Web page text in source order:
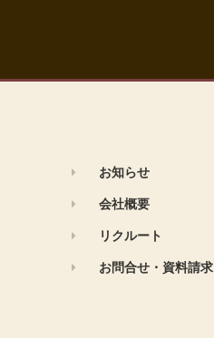
お知らせ
会社概要
リクルート
お問合せ・資料請求